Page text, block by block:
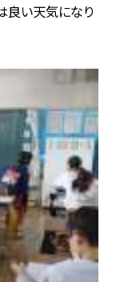
良い天気になり